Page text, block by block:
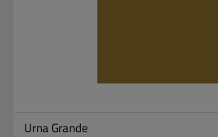
Urna Grande